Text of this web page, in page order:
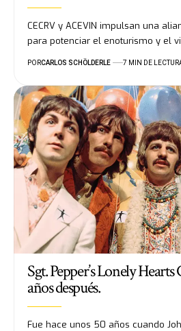
CECRV y ACEVIN impulsan una
para potenciar el enoturismo y el
PORCARLOS SCHÖLDERLE 7 MIN DE
Sgt. Pepper’s Lonely
años después.
Fue hace unos 50 años cuando